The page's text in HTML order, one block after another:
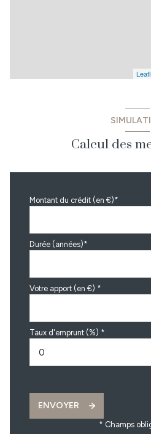
Calcul des
Montant du crédit (en €)*
Durée (années)*
Votre apport (en €) *
Taux d'emprunt (%) *
ENVOYER
* Champs